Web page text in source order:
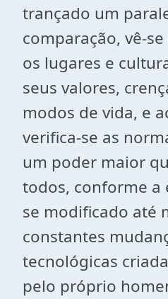
trançado um
comparação, vê-
os lugares e
seus valores,
modos de vida, e
verifica-se as
um poder maior
todos, conforme a
se modificado até
constantes
tecnológicas
pelo próprio